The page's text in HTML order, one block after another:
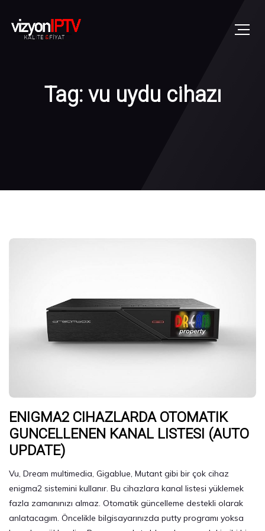
Tag: vu uydu cihazı
ENIGMA2 CIHAZLARDA OTOMATIK
GUNCELLENEN KANAL LISTESI (AUTO
UPDATE)
Vu, Dream multimedia, Gigablue, Mutant gibi bir çok cihaz
enigma2 sistemini kullanır. Bu cihazlara kanal listesi yüklemek
fazla zamanınızı almaz. Otomatik güncelleme destekli olarak
anlatacagım. Öncelikle bilgisayarınızda putty programı yoksa